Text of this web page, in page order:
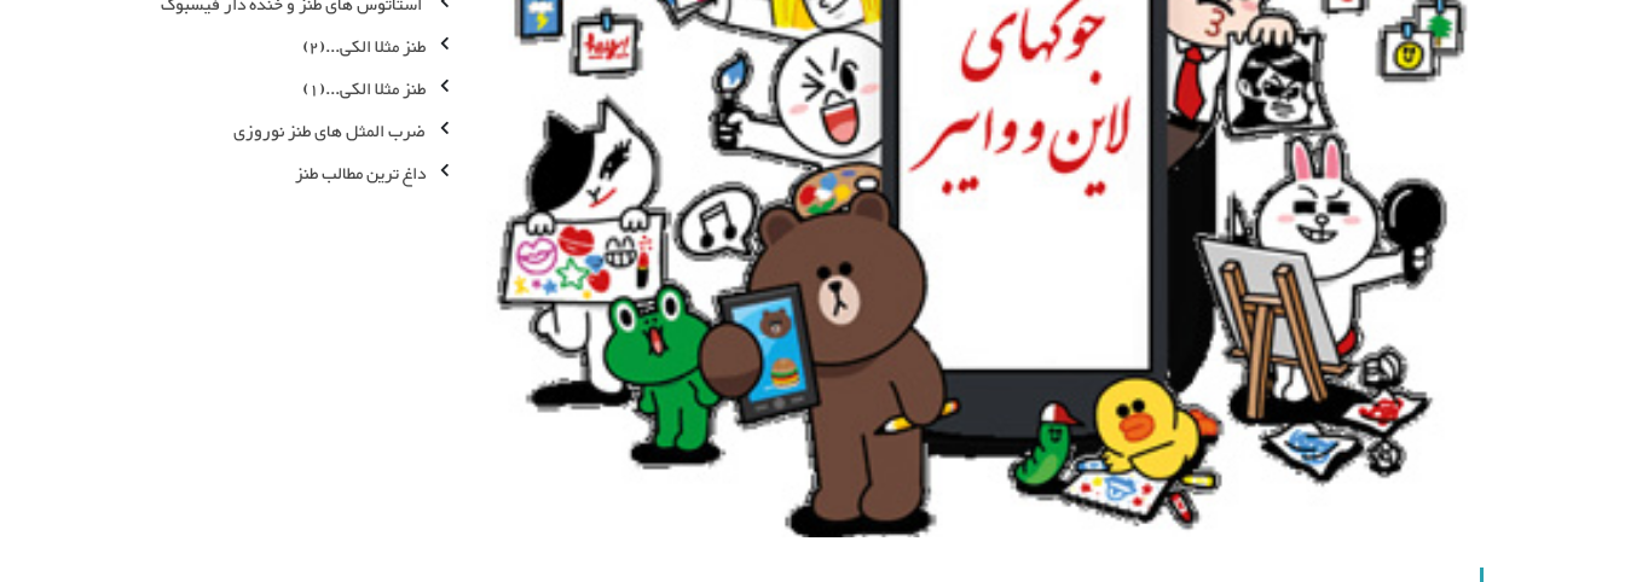
طنز مثلا الکی...(2)
طنز مثلا الکی...(1)
ضرب المثل های طنز نوروزی
داغ ترین مطالب طنز